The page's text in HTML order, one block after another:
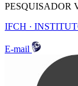
PESQUISADOR
IFCH ·
E-mail